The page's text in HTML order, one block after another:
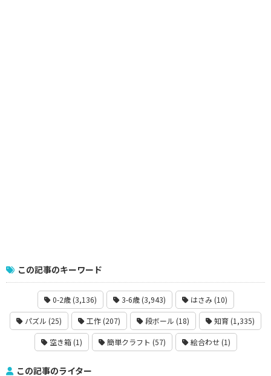
この記事のキーワード
0-2歳 (3,136) 3-6歳 (3,943) はさみ (10)
パズル (25) 工作 (207) 段ボール (18) 知育 (1,335)
空き箱 (1) 簡単クラフト (57) 絵合わせ (1)
この記事のライター